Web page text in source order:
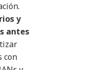
y
antes
con